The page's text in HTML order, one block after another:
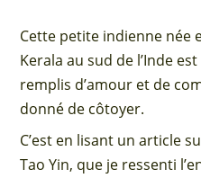
Cette petite indienne née
Kerala au sud de l’Inde
remplis d’amour et de
donné de côtoyer.
C’est en lisant un article
Tao Yin, que je ressenti